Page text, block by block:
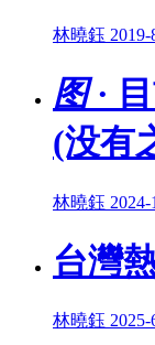
林曉鈺 2019-
图·
(没有
林曉鈺 2024-
台灣
林曉鈺 2025-